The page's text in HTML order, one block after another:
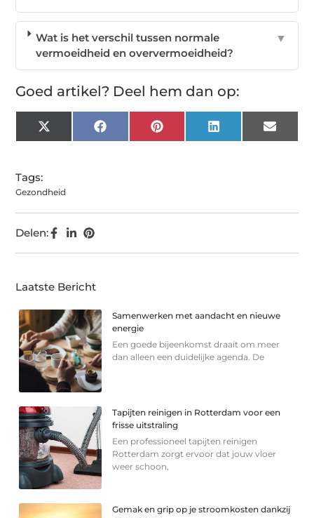
Wat is het verschil tussen normale
vermoeidheid en oververmoeidheid?
▼
Goed artikel? Deel hem dan op:
X
(Twitter)
FacebookPinterest LinkedIn Email
Tags:
Gezondheid
Delen:
Laatste Bericht
Samenwerken met aandacht en nieuwe
energie
Een goede bijeenkomst draait om meer
dan alleen een duidelijke agenda. De
Tapijten reinigen in Rotterdam voor een
frisse uitstraling
Een professioneel tapijten reinigen
Rotterdam zorgt ervoor dat jouw vloer
weer schoon,
Gemak en grip op je stroomkosten dankzij